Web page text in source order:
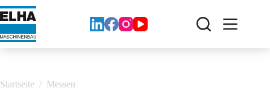
Zum
Inhalt
springen
Startseite / Messen